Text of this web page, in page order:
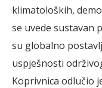
klimatoloških,
se uvede sustavan
su globalno
uspješnosti
Koprivnica odlučio